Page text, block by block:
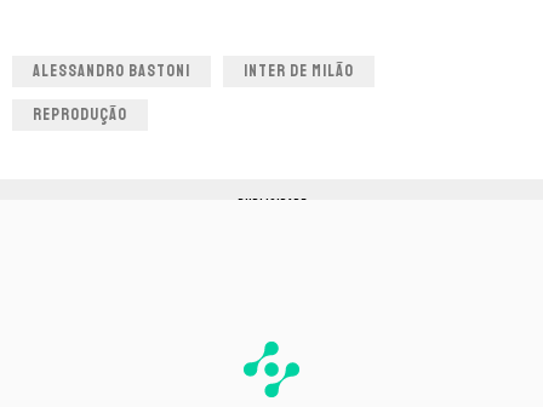
ALESSANDRO BASTONI INTER DE MILÃO
REPRODUÇÃO
PUBLICIDADE